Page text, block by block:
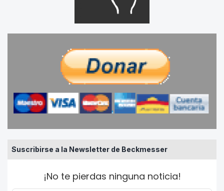
Suscribirse a la Newsletter de Beckmesser
¡No te pierdas ninguna noticia!